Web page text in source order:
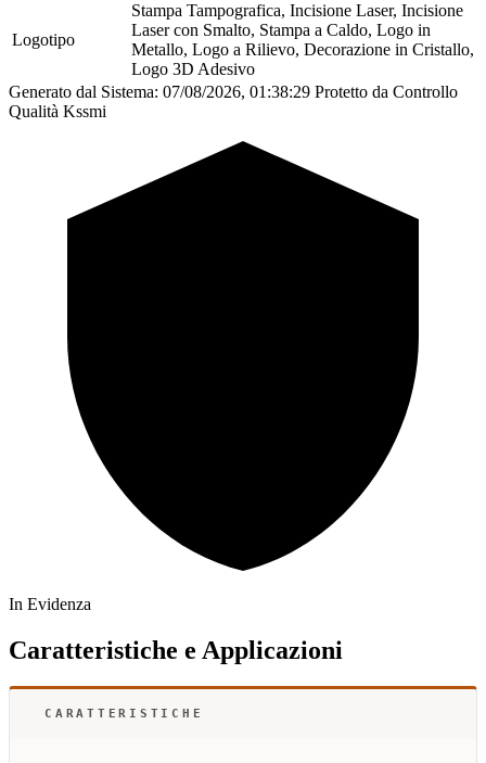
Logotipo
Stampa Tampografica, Incisione Laser, Incisione
Laser con Smalto, Stampa a Caldo, Logo in
Metallo, Logo a Rilievo, Decorazione in Cristallo,
Logo 3D Adesivo
Generato dal Sistema: 07/08/2026, 01:38:29 Protetto da Controllo
Qualità Kssmi
In Evidenza
Caratteristiche e Applicazioni
CARATTERISTICHE